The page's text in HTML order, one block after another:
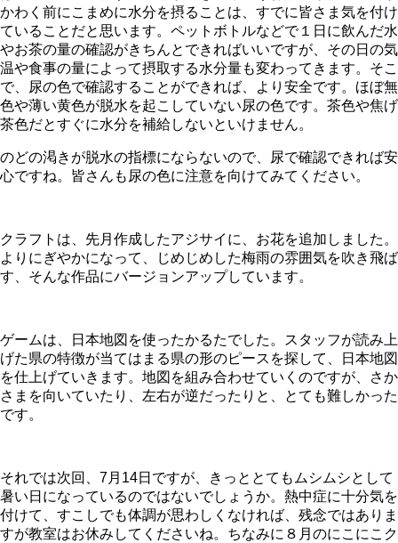
かわく前にこまめに水分を摂ることは、すでに皆さま気を付け
ていることだと思います。ペットボトルなどで１日に飲んだ水
やお茶の量の確認がきちんとできればいいですが、その日の気
温や食事の量によって摂取する水分量も変わってきます。そこ
で、尿の色で確認することができれば、より安全です。ほぼ無
色や薄い黄色が脱水を起こしていない尿の色です。茶色や焦げ
茶色だとすぐに水分を補給しないといけません。
のどの渇きが脱水の指標にならないので、尿で確認できれば安
心ですね。皆さんも尿の色に注意を向けてみてください。
クラフトは、先月作成したアジサイに、お花を追加しました。
よりにぎやかになって、じめじめした梅雨の雰囲気を吹き飛ば
す、そんな作品にバージョンアップしています。
ゲームは、日本地図を使ったかるたでした。スタッフが読み上
げた県の特徴が当てはまる県の形のピースを探して、日本地図
を仕上げていきます。地図を組み合わせていくのですが、さか
さまを向いていたり、左右が逆だったりと、とても難しかった
です。
それでは次回、 7月 14日ですが、きっととてもムシムシとして
暑い日になっているのではないでしょうか。熱中症に十分気を
付けて、すこしでも体調が思わしくなければ、残念ではありま
すが教室はお休みしてくださいね。ちなみに８月のにこにこク